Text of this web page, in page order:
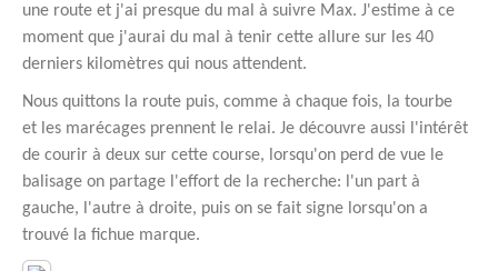
une route et j'ai presque du mal à suivre Max. J'estime à ce
moment que j'aurai du mal à tenir cette allure sur les 40
derniers kilomètres qui nous attendent.
Nous quittons la route puis, comme à chaque fois, la tourbe
et les marécages prennent le relai. Je découvre aussi l'intérêt
de courir à deux sur cette course, lorsqu'on perd de vue le
balisage on partage l'effort de la recherche: l'un part à
gauche, l'autre à droite, puis on se fait signe lorsqu'on a
trouvé la fichue marque.